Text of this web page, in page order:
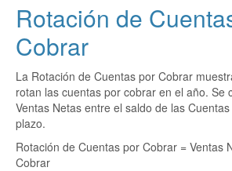
Rotación de
Cobrar
La Rotación de Cuentas por Cobrar
rotan las cuentas por cobrar en el año. Se
Ventas Netas entre el saldo de las
plazo.
Rotación de Cuentas por Cobrar = Ventas
Cobrar